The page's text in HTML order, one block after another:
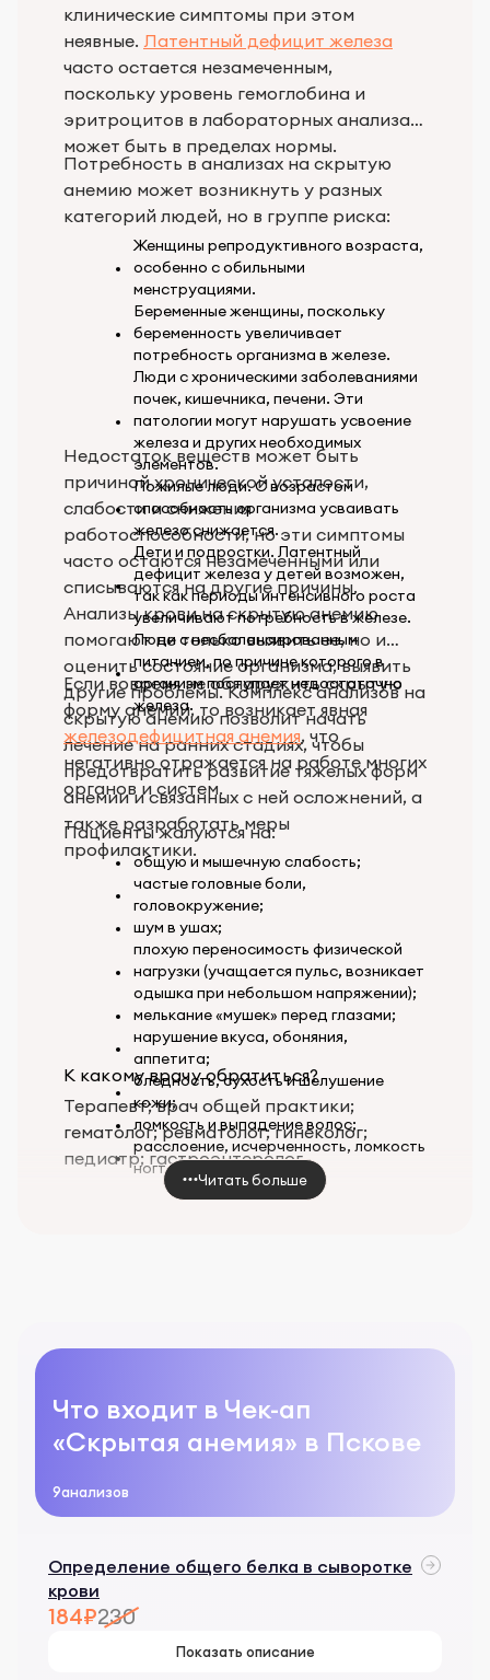
клинические симптомы при этом
неявные. Латентный дефицит железа
часто остается незамеченным,
поскольку уровень гемоглобина и
эритроцитов в лабораторных анализах
может быть в пределах нормы.
Потребность в анализах на скрытую
анемию может возникнуть у разных
категорий людей, но в группе риска:
Женщины репродуктивного возраста,
особенно с обильными
менструациями.
Беременные женщины, поскольку
беременность увеличивает
потребность организма в железе.
Люди с хроническими заболеваниями
почек, кишечника, печени. Эти
патологии могут нарушать усвоение
железа и других необходимых
элементов.
Пожилые люди. С возрастом
способность организма усваивать
железо снижается.
Дети и подростки. Латентный
дефицит железа у детей возможен,
так как периоды интенсивного роста
увеличивают потребность в железе.
Люди с несбалансированным
питанием, по причине которого в
организм поступает недостаточно
железа.
Недостаток веществ может быть
причиной хронической усталости,
слабости и снижения
работоспособности, но эти симптомы
часто остаются незамеченными или
списываются на другие причины.
Анализы крови на скрытую анемию
помогают не только выявить ее, но и
оценить состояние организма, выявить
другие проблемы. Комплекс анализов на
скрытую анемию позволит начать
лечение на ранних стадиях, чтобы
предотвратить развитие тяжелых форм
анемии и связанных с ней осложнений, а
также разработать меры
профилактики.
Если вовремя не обнаружить скрытую
форму анемии, то возникает явная
железодефицитная анемия, что
негативно отражается на работе многих
органов и систем.
Пациенты жалуются на:
общую и мышечную слабость;
частые головные боли,
головокружение;
шум в ушах;
плохую переносимость физической
нагрузки (учащается пульс, возникает
одышка при небольшом напряжении);
мелькание «мушек» перед глазами;
нарушение вкуса, обоняния,
аппетита;
бледность, сухость и шелушение
кожи;
ломкость и выпадение волос;
расслоение, исчерченность, ломкость
ногтей.
К какому врачу обратиться?
Терапевт; врач общей практики;
гематолог; ревматолог; гинеколог;
педиатр; гастроэнтеролог.
Читать больше
9анализов
Что входит в Чек-ап
«Скрытая анемия» в Пскове
Определение общего белка в сыворотке
крови
184₽230
Показать описание